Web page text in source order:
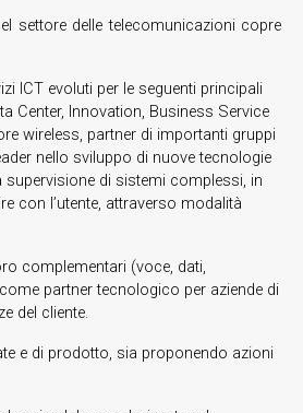
settore delle telecomunicazioni copre
ICT evoluti per le seguenti principali
Center, Innovation, Business Service
wireless, partner di importanti gruppi
nello sviluppo di nuove tecnologie
supervisione di sistemi complessi, in
con l’utente, attraverso modalità
complementari (voce, dati,
partner tecnologico per aziende di
del cliente.
e di prodotto, sia proponendo azioni